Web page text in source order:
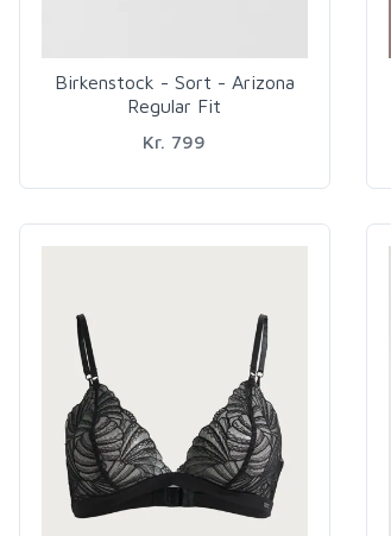
Birkenstock - Sort - Arizona
Regular Fit
Kr. 799